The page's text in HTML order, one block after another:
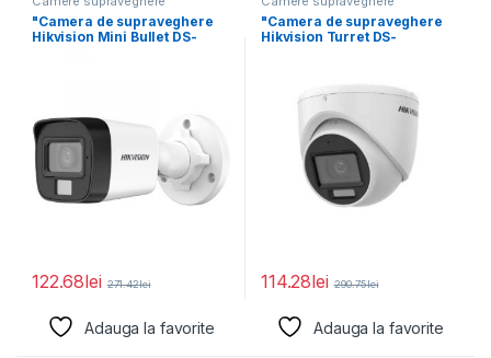
"Camera de supraveghere
Hikvision Mini Bullet DS-
122.68lei 271.42lei
Adauga la favorite
"Camera de supraveghere
Hikvision Turret DS-
114.28lei 290.75lei
Adauga la favorite